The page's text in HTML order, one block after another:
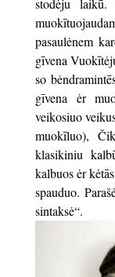
stodėju laikū.
pasaulėnem
gīvena
so
gīvena ėr
veikosiuo
muokīluo),
klasikiniu
kalbuos ėr
spauduo.
sintaksė“.